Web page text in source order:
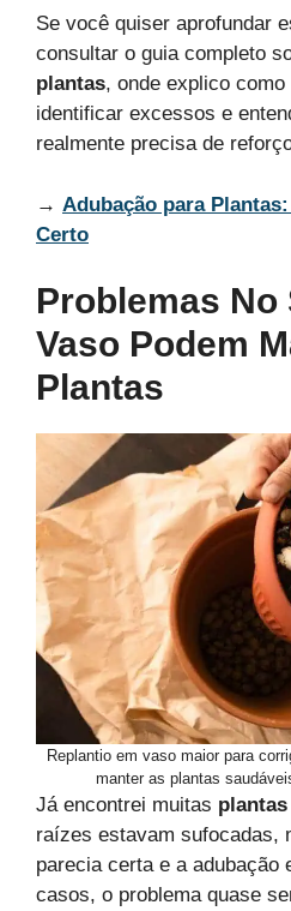
Se você quiser aprofundar
consultar o guia completo
plantas, onde explico
identificar excessos e
realmente precisa de
→ Adubação para
Certo
Problemas No
Vaso Podem
Plantas
Replantio em vaso maior para
manter as plantas
Já encontrei muitas
raízes estavam sufocadas,
parecia certa e a adubação
casos, o problema quase